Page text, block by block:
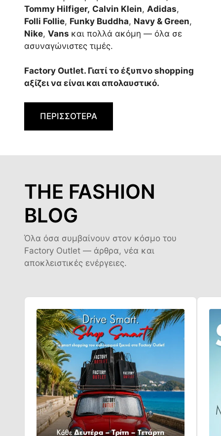
Tommy Hilfiger, Calvin Klein, Adidas,
Folli Follie, Funky Buddha, Navy & Green,
Nike, Vans και πολλά ακόμη — όλα σε
ασυναγώνιστες τιμές.
Factory Outlet. Γιατί το έξυπνο shopping
αξίζει να είναι και απολαυστικό.
ΠΕΡΙΣΣΟΤΕΡΑ
THE FASHION
BLOG
Όλα όσα συμβαίνουν στον κόσμο του
Factory Outlet — άρθρα, νέα και
αποκλειστικές ενέργειες.